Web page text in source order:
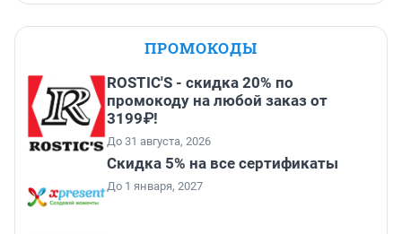
ПРОМОКОДЫ
ROSTIC'S - скидка 20% по
промокоду на любой заказ от
3199₽!
До 31 августа, 2026
Скидка 5% на все сертификаты
До 1 января, 2027